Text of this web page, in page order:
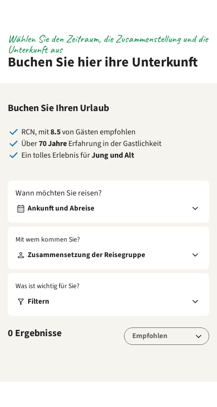
Buchen Sie hier ihre Unterkunft
Wählen Sie den Zeitraum, die Zusammenstellung und die
Unterkunft aus
Buchen Sie Ihren Urlaub
RCN, mit8.5von Gästen empfohlen
Über70 JahreErfahrung in der Gastlichkeit
Ein tolles Erlebnis fürJung und Alt
Wann möchten Sie reisen?
Ankunft und Abreise
Mit wem kommen Sie?
Zusammensetzung der Reisegruppe
Was ist wichtig für Sie?
Filtern
0 Ergebnisse